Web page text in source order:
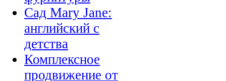
Сад Mary Jane:
английский с
детства
Комплексное
продвижение от